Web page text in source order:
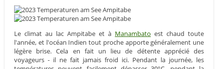
Le climat au lac Ampitabe et à Manambato est chaud toute
l'année, et l'océan Indien tout proche apporte généralement une
légère brise. Cela en fait un lieu de détente apprécié des
voyageurs - il ne fait jamais froid ici. Pendant la journée, les